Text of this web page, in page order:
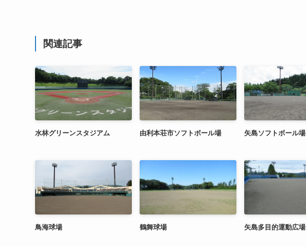
関連記事
水林グリーンスタジアム 由利本荘市ソフトボール場 矢島ソフトボール場
鳥海球場 鶴舞球場 矢島多目的運動広場